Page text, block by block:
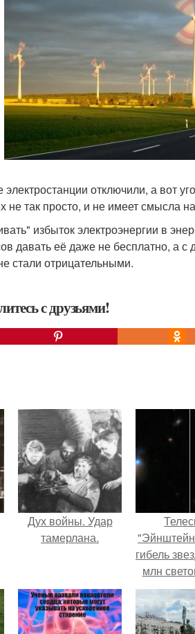
электростанции отключили, а вот
не так просто, и не имеет смысла
избыток электроэнергии в
давать её даже не бесплатно, а
стали отрицательными.
с друзьями!
Дух войны. Удар
тамерлана.
гибель
млн
от